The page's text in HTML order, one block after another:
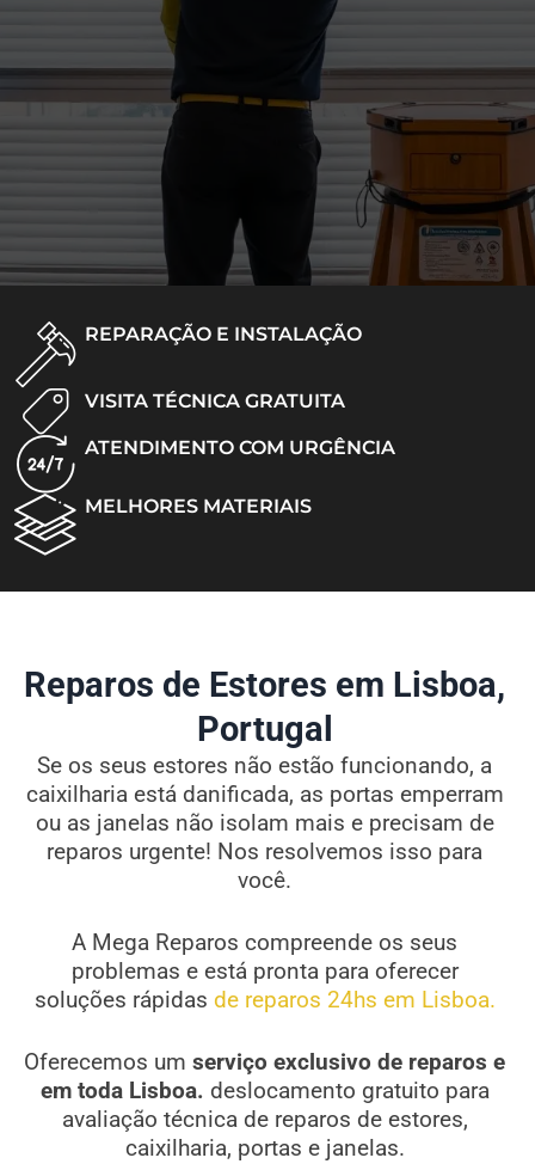
REPARAÇÃO E INSTALAÇÃO
VISITA TÉCNICA GRATUITA
ATENDIMENTO COM URGÊNCIA
MELHORES MATERIAIS
Reparos de Estores em Lisboa,
Portugal
Se os seus estores não estão funcionando, a
caixilharia está danificada, as portas emperram
ou as janelas não isolam mais e precisam de
reparos urgente! Nos resolvemos isso para
você.
A Mega Reparos compreende os seus
problemas e está pronta para oferecer
soluções rápidas de reparos 24hs em Lisboa.
Oferecemos um serviço exclusivo de reparos e
em toda Lisboa. deslocamento gratuito para
avaliação técnica de reparos de estores,
caixilharia, portas e janelas.